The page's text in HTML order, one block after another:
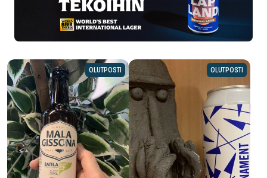
OLUTPOSTI OLUTPOSTI